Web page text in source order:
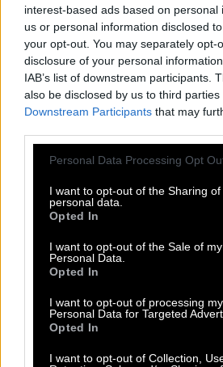
interest-based ads based on personal
us or personal information disclosed
your opt-out. You may separately opt-
disclosure of your personal
IAB’s list of downstream participants.
also be disclosed by us to third parties
Downstream Participants that may
Please note that this website/app
not limited to your visit or usage
grant or deny consent to Google and
use your data for below specified
consent section.
Personal Data Processing Opt
I want to opt-out of the Sharing of
personal data.
Opted In
I want to opt-out of the Sale of my
Personal Data.
Opted In
I want to opt-out of processing my
Personal Data for Targeted
Opted In
I want to opt-out of Collection,
Κωδικός: A2889
Διαθεσιμότητα:
Παράδοση σε 1 - 3 ημέρες
35,00 €
24,99 €
Δείτε περισσότερααπό ΑΜΑΝΙΚΑ
ΧρώμαΧρώμα
Μέγεθος
2XL
3XL
Ποσότητα: